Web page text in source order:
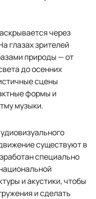
через
глазах зрителей
природы — от
до осенних
сцены
формы и
музыки.
существуют в
специально
и акустики, чтобы
и сделать